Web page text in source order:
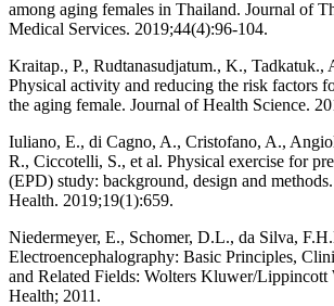
among aging females in Thailand. Journal of
Medical Services. 2019;44(4):96-104.
Kraitap., P., Rudtanasudjatum., K., Tadkatuk.,
Physical activity and reducing the risk factors
the aging female. Journal of Health Science.
Iuliano, E., di Cagno, A., Cristofano, A.,
R., Ciccotelli, S., et al. Physical exercise for
(EPD) study: background, design and
Health. 2019;19(1):659.
Niedermeyer, E., Schomer, D.L., da Silva,
Electroencephalography: Basic Principles,
and Related Fields: Wolters Kluwer/
Health; 2011.